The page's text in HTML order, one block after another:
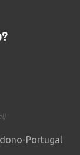
Portugal